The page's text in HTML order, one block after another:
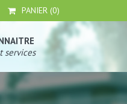
PANIER (0)
services